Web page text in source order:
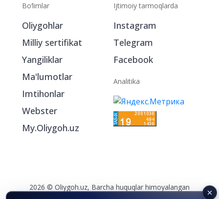
Bo‘limlar
Oliygohlar
Milliy sertifikat
Yangiliklar
Ma'lumotlar
Imtihonlar
Webster
My.Oliygoh.uz
Ijtimoiy tarmoqlarda
Instagram
Telegram
Facebook
Analitika
2026 © Oliygoh.uz, Barcha huquqlar himoyalangan